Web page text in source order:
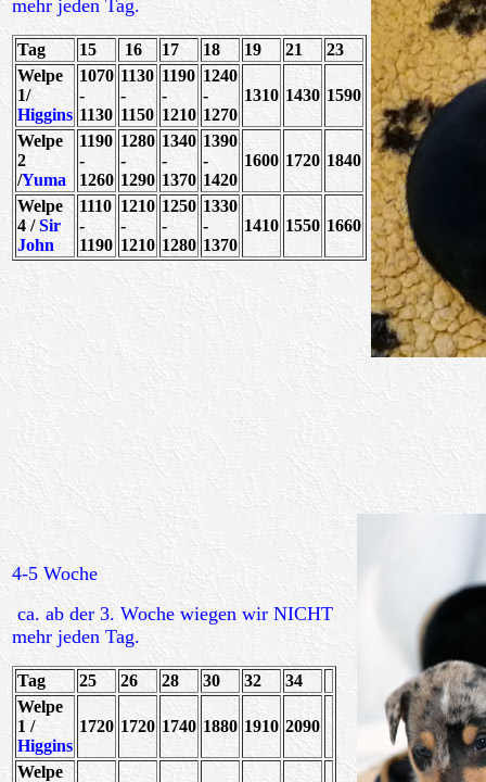
mehr jeden Tag.
Tag 15 16 17 18 19 21
23
Welpe
1/
Higgins
1070
-
1130
1130
-
1150
1190
-
1210
1240
-
1270
1310 1430 1590
Welpe
2
/Yuma
1190
-
1260
1280
-
1290
1340
-
1370
1390
-
1420
1600 1720 1840
Welpe
4 /Sir
John
1110
-
1190
1210
-
1210
1250
-
1280
1330
-
1370
1410 1550 1660
4-5 Woche
ca. ab der 3. Woche wiegen wir NICHT
mehr jeden Tag.
Tag 25 26 28 30 32
34
Welpe
1 /
Higgins
1720 1720 1740 1880 1910 2090
Welpe